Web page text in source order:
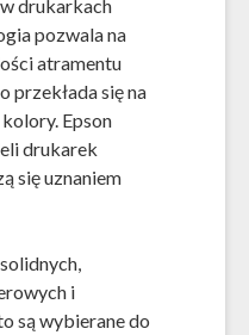
drukarkach
pozwala na
atramentu
przekłada się na
Epson
drukarek
się uznaniem
i
są wybierane do